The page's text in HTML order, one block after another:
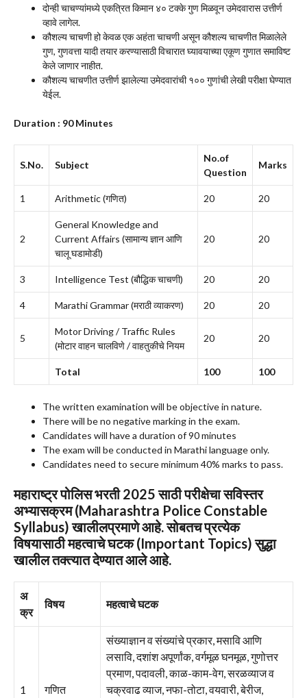
दोन्ही चाचण्यांमध्ये एकत्रित किमान ४० टक्के गुण मिळवून उमेदवारास उत्तीर्ण
व्हावे लागेल.
कौशल्य चाचणी हो केवळ एक अहंता चाचणी असून कौशल्य चाचणीत मिळालेले
गुण, गुणवत्ता यादी तयार करण्यासाठी विचारात घ्यावयाच्या एकूण गुणात समाविष्ट
केले जाणार नाहीत.
कौशल्य चाचणीत उत्तीर्ण झालेल्या उमेदवारांची १०० गुणांची लेखी परीक्षा घेण्यात
येईल.
Duration : 90 Minutes
S.No. Subject
No.of
Question
Marks
1 Arithmetic (गणित) 20 20
2
General Knowledge and
Current Affairs (सामान्य ज्ञान आणि
चालू घडामोडी)
20 20
3 Intelligence Test (बौद्धिक चाचणी) 20 20
4 Marathi Grammar (मराठी व्याकरण) 20 20
5
Motor Driving / Traffic Rules
(मोटार वाहन चालविणे / वाहतुकीचे नियम
20 20
Total 100 100
The written examination will be objective in nature.
There will be no negative marking in the exam.
Candidates will have a duration of 90 minutes
The exam will be conducted in Marathi language only.
Candidates need to secure minimum 40% marks to pass.
महाराष्ट्र पोलिस भरती 2025 साठी परीक्षेचा सविस्तर
अभ्यासक्रम (Maharashtra Police Constable
Syllabus) खालीलप्रमाणे आहे. सोबतच प्रत्येक
विषयासाठी महत्वाचे घटक (Important Topics) सुद्धा
खालील तक्त्यात देण्यात आले आहे.
अ
क्र
विषय महत्वाचे घटक
1 गणित
संख्याज्ञान व संख्यांचे प्रकार, मसावि आणि
लसावि, दशांश अपूर्णांक, वर्गमूळ घनमूळ, गुणोत्तर
प्रमाण, पदावली, काळ-काम-वेग, सरळव्याज व
चक्रवाढ व्याज, नफा-तोटा, वयवारी, बेरीज,